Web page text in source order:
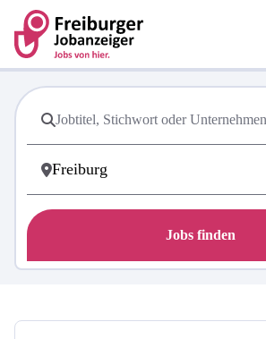
Jobs finden